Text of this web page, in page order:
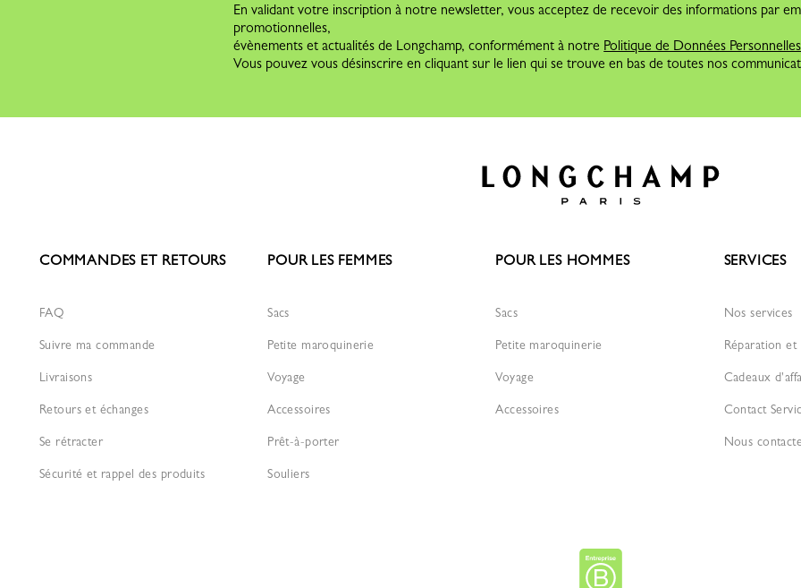
En validant votre inscription à notre newsletter, vous acceptez de recevoir des informations par
promotionnelles,
évènements et actualités de Longchamp, conformément à notre Politique de Données Personnelles
Vous pouvez vous désinscrire en cliquant sur le lien qui se trouve en bas de toutes nos
COMMANDES ET RETOURS
FAQ
Suivre ma commande
Livraisons
Retours et échanges
Se rétracter
Sécurité et rappel des produits
POUR LES FEMMES
Sacs
Petite maroquinerie
Voyage
Accessoires
Prêt-à-porter
Souliers
POUR LES HOMMES
Sacs
Petite maroquinerie
Voyage
Accessoires
SERVICES
Nos services
Réparation et
Cadeaux
Contact
Nous